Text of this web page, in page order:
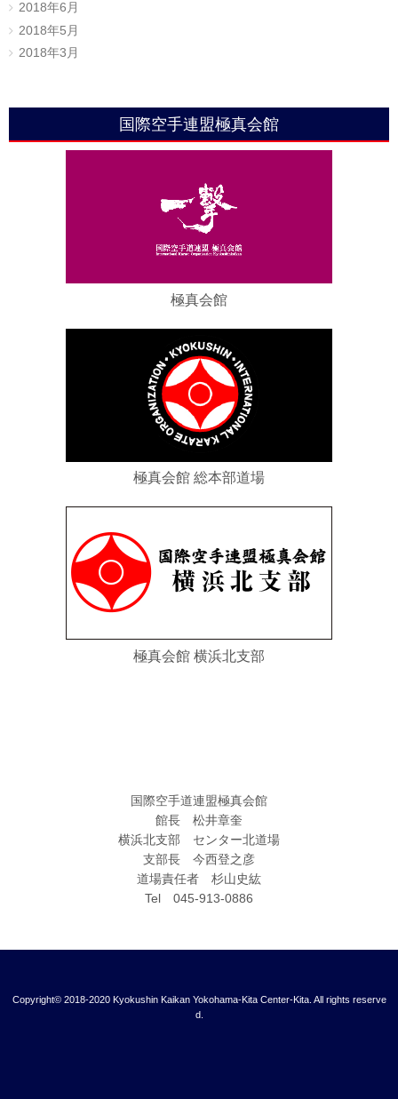
2018年6月
2018年5月
2018年3月
国際空手連盟極真会館
極真会館
極真会館 総本部道場
極真会館 横浜北支部
国際空手道連盟極真会館
館長 松井章奎
横浜北支部 センター北道場
支部長 今西登之彦
道場責任者 杉山史紘
Tel 045-913-0886
Copyright© 2018-2020 Kyokushin Kaikan Yokohama-Kita Center-Kita. All rights reserve
d.